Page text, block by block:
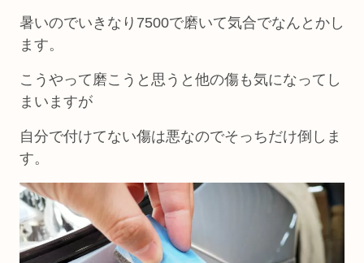
暑いのでいきなり7500で磨いて気合でなんとかし
ます。
こうやって磨こうと思うと他の傷も気になってし
まいますが
自分で付けてない傷は悪なのでそっちだけ倒しま
す。